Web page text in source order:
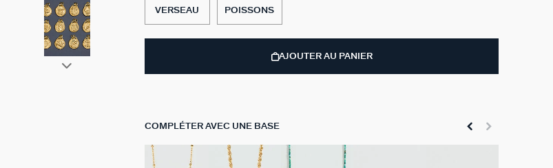
VERSEAU POISSONS
AJOUTER AU PANIER
COMPLÉTER AVEC UNE BASE